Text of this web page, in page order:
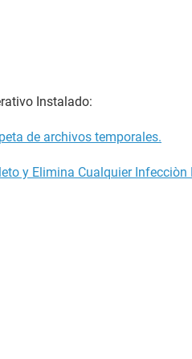
Instalado:
de archivos temporales.
y Elimina Cualquier Infecciòn